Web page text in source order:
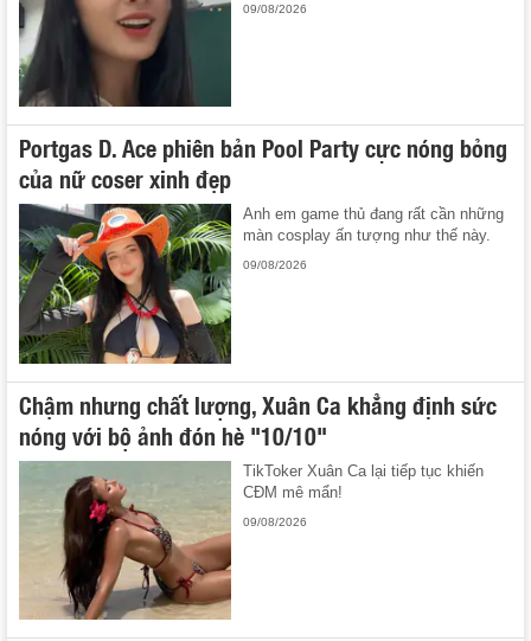
09/08/2026
Portgas D. Ace phiên bản Pool Party cực nóng bỏng
của nữ coser xinh đẹp
Anh em game thủ đang rất cần những
màn cosplay ấn tượng như thế này.
09/08/2026
Chậm nhưng chất lượng, Xuân Ca khẳng định sức
nóng với bộ ảnh đón hè "10/10"
TikToker Xuân Ca lại tiếp tục khiến
CĐM mê mẩn!
09/08/2026